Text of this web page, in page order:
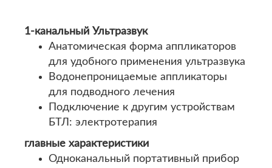
1-канальный Ультразвук
Анатомическая форма аппликаторов
для удобного применения ультразвука
Водонепроницаемые аппликаторы
для подводного лечения
Подключение к другим устройствам
БТЛ: электротерапия
главные характеристики
Одноканальный портативный прибор